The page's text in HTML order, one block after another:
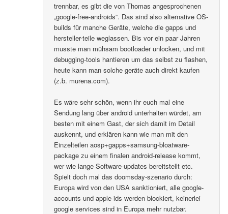
trennbar, es gibt die von Thomas angesprochenen
„google-free-androids“. Das sind also alternative OS-
builds für manche Geräte, welche die gapps und
hersteller-teile weglassen. Bis vor ein paar Jahren
musste man mühsam bootloader unlocken, und mit
debugging-tools hantieren um das selbst zu flashen,
heute kann man solche geräte auch direkt kaufen
(z.b. murena.com).
Es wäre sehr schön, wenn ihr euch mal eine
Sendung lang über android unterhalten würdet, am
besten mit einem Gast, der sich damit im Detail
auskennt, und erklären kann wie man mit den
Einzelteilen aosp+gapps+samsung-bloatware-
package zu einem finalen android-release kommt,
wer wie lange Software-updates bereitstellt etc.
Spielt doch mal das doomsday-szenario durch:
Europa wird von den USA sanktioniert, alle google-
accounts und apple-ids werden blockiert, keinerlei
google services sind in Europa mehr nutzbar.